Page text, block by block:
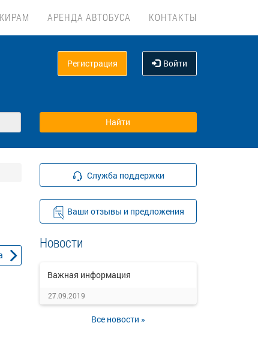
АРЕНДА АВТОБУСА КОНТАКТЫ
Регистрация Войти
Служба поддержки
Ваши отзывы и предложения
Новости
Важная информация
27.09.2019
Все новости »